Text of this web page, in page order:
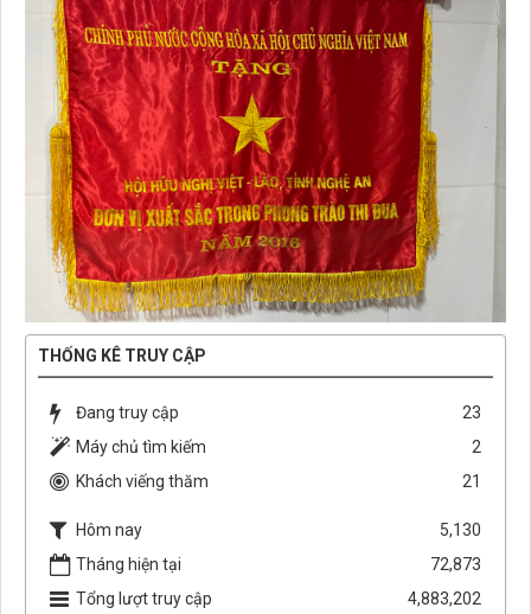
THỐNG KÊ TRUY CẬP
Đang truy cập
23
Máy chủ tìm kiếm
2
Khách viếng thăm
21
Hôm nay
5,130
Tháng hiện tại
72,873
Tổng lượt truy cập
4,883,202